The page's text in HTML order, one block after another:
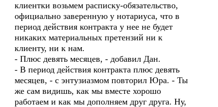
клиентки возьмем расписку-обязательство,
официально заверенную у нотариуса, что в
период действия контракта у нее не будет
никаких материальных претензий ни к
клиенту, ни к нам.
- Плюс девять месяцев, - добавил Дан.
- В период действия контракта плюс девять
месяцев, - с энтузиазмом повторил Юра. - Ты
же сам видишь, как мы вместе хорошо
работаем и как мы дополняем друг друга. Ну,